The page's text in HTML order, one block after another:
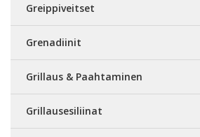
Greippiveitset
Grenadiinit
Grillaus & Paahtaminen
Grillausesiliinat